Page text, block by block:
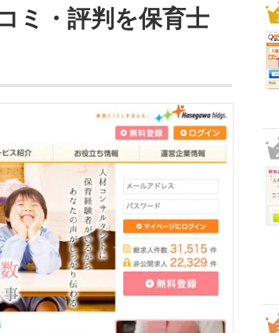
ミ・評判を保育士